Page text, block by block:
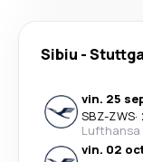
Sibiu -
vin. 25
SBZ-ZWS·
Lufthansa
vin. 02